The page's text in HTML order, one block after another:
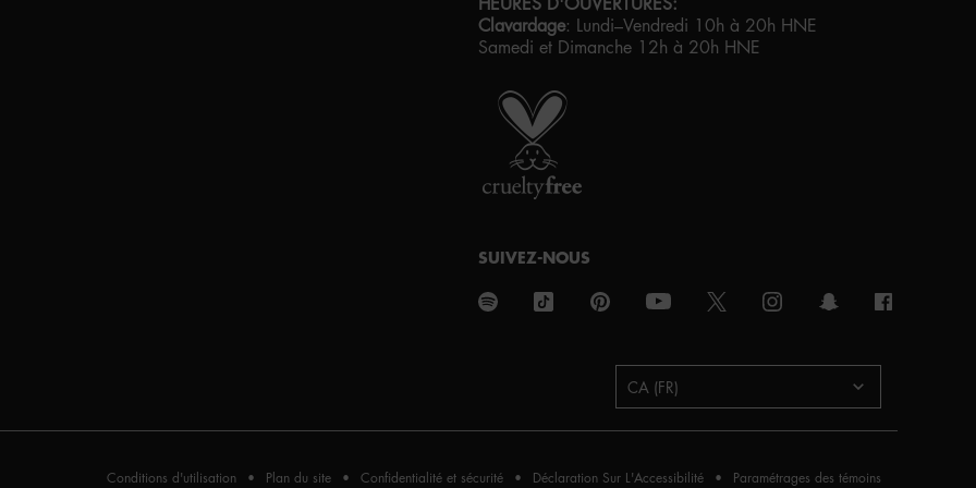
Clavardage: Lundi–Vendredi 10h à 20h HNE
Samedi et Dimanche 12h à 20h HNE
SUIVEZ-NOUS
CA (FR)
Conditions d'utilisation Plan du site Confidentialité et sécurité Déclaration Sur L'Accessibilité Paramétrages des témoins